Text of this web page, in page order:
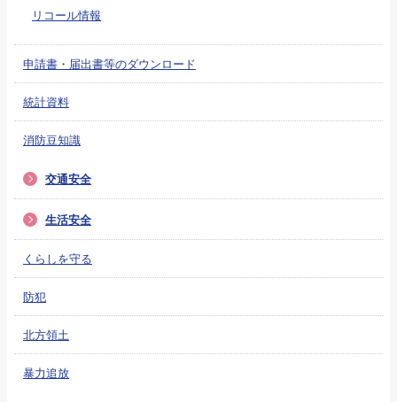
リコール情報
申請書・届出書等のダウンロード
統計資料
消防豆知識
交通安全
生活安全
くらしを守る
防犯
北方領土
暴力追放